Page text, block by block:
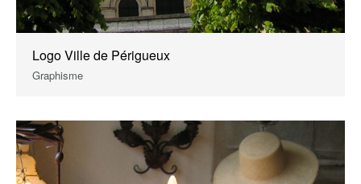
Logo Ville de Périgueux
Graphisme